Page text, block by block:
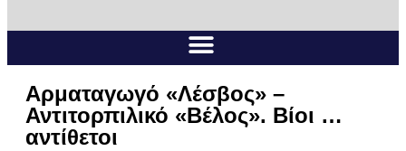
Αρματαγωγό «Λέσβος» –
Αντιτορπιλικό «Βέλος». Βίοι …
αντίθετοι